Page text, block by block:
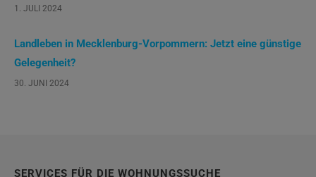
1. JULI 2024
Landleben in Mecklenburg-Vorpommern: Jetzt eine günstige
Gelegenheit?
30. JUNI 2024
SERVICES FÜR DIE WOHNUNGSSUCHE